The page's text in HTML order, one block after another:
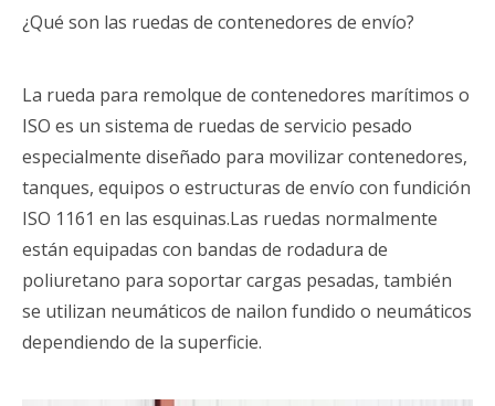
¿Qué son las ruedas de contenedores de envío?
La rueda para remolque de contenedores marítimos o
ISO es un sistema de ruedas de servicio pesado
especialmente diseñado para movilizar contenedores,
tanques, equipos o estructuras de envío con fundición
ISO 1161 en las esquinas.Las ruedas normalmente
están equipadas con bandas de rodadura de
poliuretano para soportar cargas pesadas, también
se utilizan neumáticos de nailon fundido o neumáticos
dependiendo de la superficie.